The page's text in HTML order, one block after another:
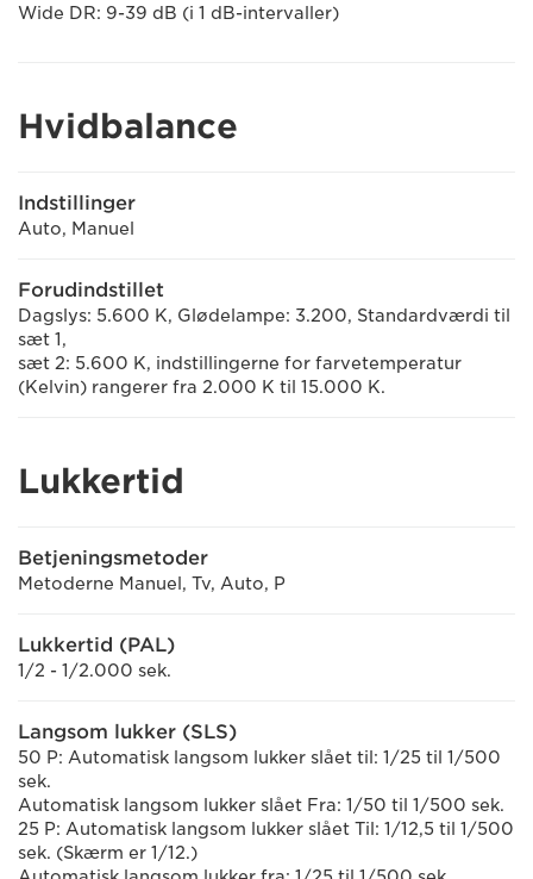
Wide DR: 9-39 dB (i 1 dB-intervaller)
Hvidbalance
Indstillinger
Auto, Manuel
Forudindstillet
Dagslys: 5.600 K, Glødelampe: 3.200, Standardværdi til
sæt 1,
sæt 2: 5.600 K, indstillingerne for farvetemperatur
(Kelvin) rangerer fra 2.000 K til 15.000 K.
Lukkertid
Betjeningsmetoder
Metoderne Manuel, Tv, Auto, P
Lukkertid (PAL)
1/2 - 1/2.000 sek.
Langsom lukker (SLS)
50 P: Automatisk langsom lukker slået til: 1/25 til 1/500
sek.
Automatisk langsom lukker slået Fra: 1/50 til 1/500 sek.
25 P: Automatisk langsom lukker slået Til: 1/12,5 til 1/500
sek. (Skærm er 1/12.)